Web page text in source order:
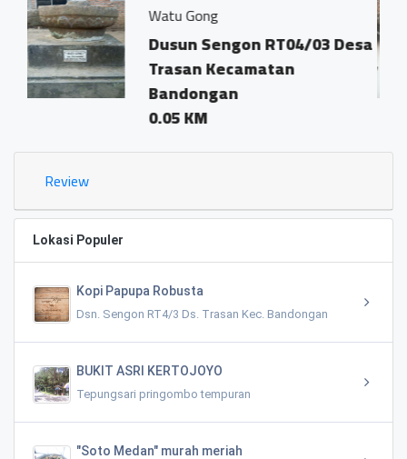
Watu Gong
Dusun Sengon RT04/03 Desa
Trasan Kecamatan
Bandongan
0.07
Review
Lokasi Populer
Kopi Papupa Robusta
Dsn. Sengon RT4/3 Ds. Trasan Kec. Bandongan
BUKIT ASRI KERTOJOYO
Tepungsari pringombo tempuran
"Soto Medan" murah meriah